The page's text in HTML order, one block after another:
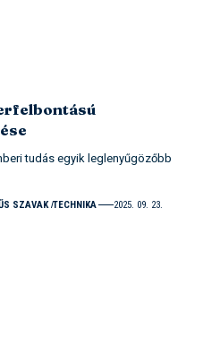
tudás egyik leglenyűgözőbb
SZAVAK TECHNIKA 2025. 09. 23.